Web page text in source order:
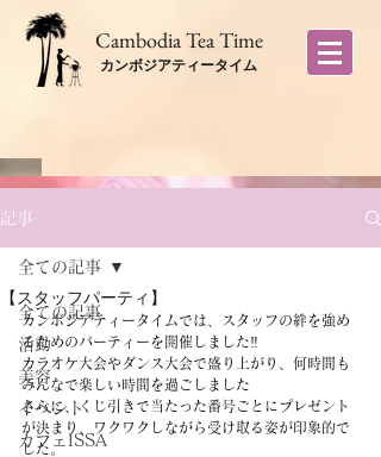
​Cambodia Tea Time
カンボジアティータイム
記事
全ての記事
活動
美容
イベント
カフェISSA
全ての記事
【スタッフパーティ】
カンボジアティータイムでは、スタッフの絆を強め
るためのパーティーを開催しました‼︎
カラオケ大会やダンス大会で盛り上がり、何時間も
みんなで楽しい時間を過ごしました
さらに、くじ引きで当たった番号ごとにプレゼント
が決まり、ワクワクしながら受け取る姿が印象的で
した。